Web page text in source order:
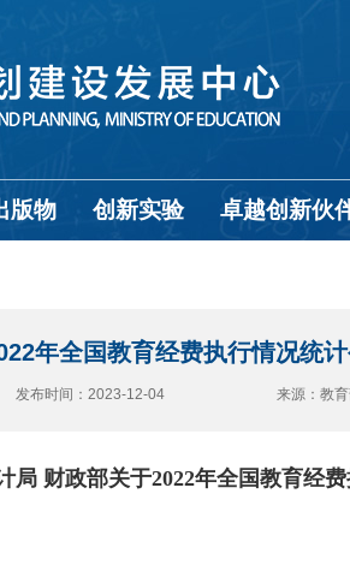
版物 创新实验 卓越创新伙
年全国教育经费执行情况统
发布时间：2023-12-04 来源：教育
局 财政部关于2022年全国教育经